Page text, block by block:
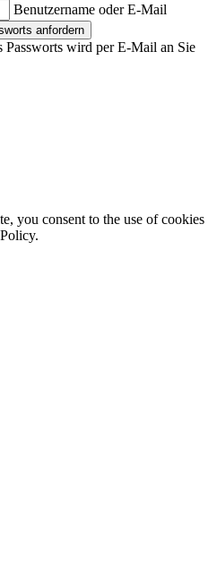
Benutzername oder E-Mail
anfordern
wird per E-Mail an Sie
you consent to the use of cookies